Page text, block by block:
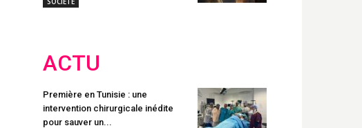
ACTU
Première en Tunisie : une
intervention chirurgicale inédite
pour sauver un...